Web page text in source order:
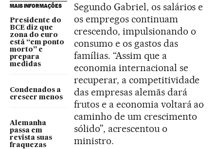
MAIS INFORMAÇÕES
Presidente do
BCE diz que
zona do euro
está “em ponto
morto” e
prepara
medidas
Condenados a
crescer menos
Alemanha
passa em
revista suas
fraquezas
Segundo Gabriel, os salários e
os empregos continuam
crescendo, impulsionando o
consumo e os gastos das
famílias. “Assim que a
economia internacional se
recuperar, a competitividade
das empresas alemãs dará
frutos e a economia voltará ao
caminho de um crescimento
sólido”, acrescentou o
ministro.